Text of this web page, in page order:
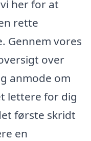
her for at
rette
Gennem vores
over
anmode om
lettere for dig
første skridt
en